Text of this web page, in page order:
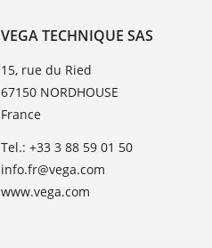
VEGA TECHNIQUE SAS
15, rue du Ried
67150 NORDHOUSE
France
Tel.: +33 3 88 59 01 50
info.fr@vega.com
www.vega.com